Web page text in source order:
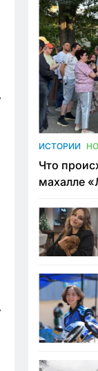
ИСТОРИИ
Что
махалле
конфликта